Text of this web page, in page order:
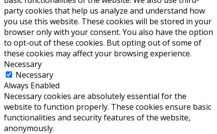
party cookies that help us analyze and understand how
you use this website. These cookies will be stored in your
browser only with your consent. You also have the option
to opt-out of these cookies. But opting out of some of
these cookies may affect your browsing experience.
Necessary
Necessary
Always Enabled
Necessary cookies are absolutely essential for the
website to function properly. These cookies ensure basic
functionalities and security features of the website,
anonymously.